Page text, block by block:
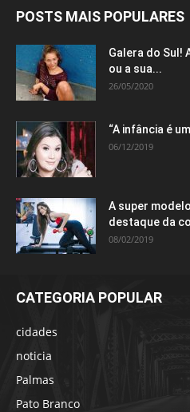
POSTS MAIS POPULARES
Galera do Sul!
ou a sua...
26/05/2020
“A infância é
06/12/2019
A super
destaque da
08/02/2019
CATEGORIA POPULAR
cidades
noticia
Palmas
Pato Branco